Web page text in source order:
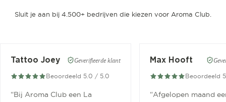
Sluit je aan bij 4.500+ bedrijven die kiezen voor Aroma Club.
Tattoo Joey Geverifieerde klant
Beoordeeld 5.0 / 5.0
“Bij Aroma Club een La
Max Hooft
Beoordeeld
“Afgelopen maand